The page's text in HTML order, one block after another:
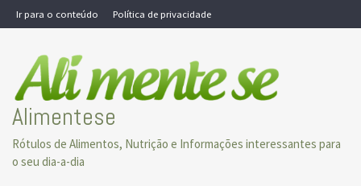
Skip
to
Ir para o conteúdo Política de privacidade
Alimentese
Rótulos de Alimentos, Nutrição e Informações interessantes para
o seu dia-a-dia